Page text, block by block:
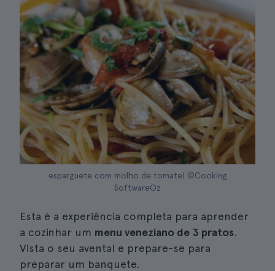
esparguete com molho de tomate| ©Cooking
SoftwareOz
Esta é a experiência completa para aprender
a cozinhar um menu veneziano de 3 pratos.
Vista o seu avental e prepare-se para
preparar um banquete.